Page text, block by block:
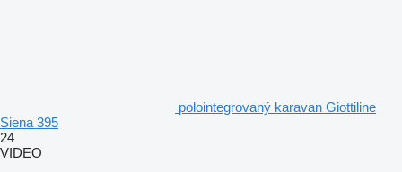
polointegrovaný karavan Giottiline
Siena 395
24
VIDEO